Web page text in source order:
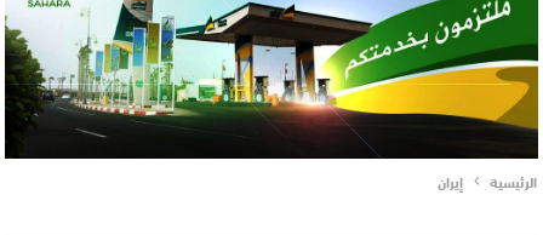
الرئيسية إيران